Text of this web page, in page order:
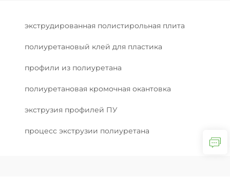
экструдированная полистирольная плита
полиуретановый клей для пластика
профили из полиуретана
полиуретановая кромочная окантовка
экструзия профилей ПУ
процесс экструзии полиуретана